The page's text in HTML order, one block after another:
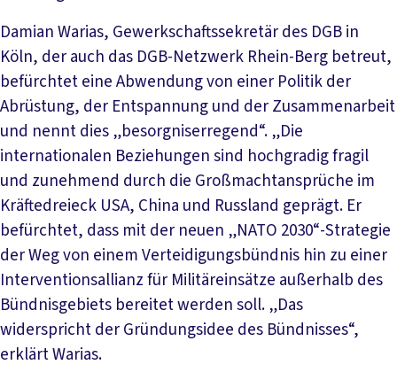
Damian Warias, Gewerkschaftssekretär des DGB in
Köln, der auch das DGB-Netzwerk Rhein-Berg betreut,
befürchtet eine Abwendung von einer Politik der
Abrüstung, der Entspannung und der Zusammenarbeit
und nennt dies „besorgniserregend“. „Die
internationalen Beziehungen sind hochgradig fragil
und zunehmend durch die Großmachtansprüche im
Kräftedreieck USA, China und Russland geprägt. Er
befürchtet, dass mit der neuen „NATO 2030“-Strategie
der Weg von einem Verteidigungsbündnis hin zu einer
Interventionsallianz für Militäreinsätze außerhalb des
Bündnisgebiets bereitet werden soll. „Das
widerspricht der Gründungsidee des Bündnisses“,
erklärt Warias.